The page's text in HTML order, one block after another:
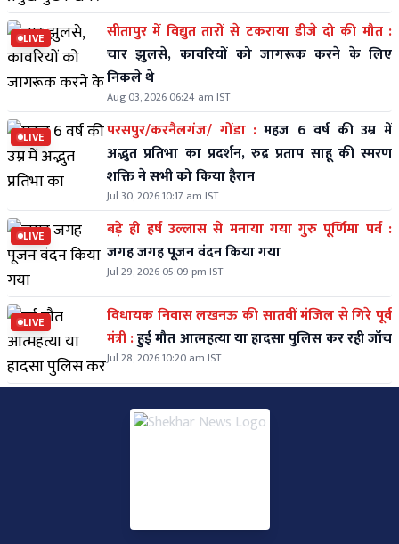
LIVE
सीतापुर में विद्युत तारों से टकराया डीजे दो की मौत :
चार झुलसे, कावरियों को जागरूक करने के लिए
निकले थे
Aug 03, 2026 06:24 am IST
LIVE परसपुर/करनैलगंज/ गोंडा : महज 6 वर्ष की उम्र में
अद्भुत प्रतिभा का प्रदर्शन, रुद्र प्रताप साहू की स्मरण
शक्ति ने सभी को किया हैरान
Jul 30, 2026 10:17 am IST
LIVE
बड़े ही हर्ष उल्लास से मनाया गया गुरु पूर्णिमा पर्व :
जगह जगह पूजन वंदन किया गया
Jul 29, 2026 05:09 pm IST
LIVE
विधायक निवास लखनऊ की सातवीं मंजिल से गिरे पूर्व
मंत्री :हुई मौत आत्महत्या या हादसा पुलिस कर रही जॉच
Jul 28, 2026 10:20 am IST